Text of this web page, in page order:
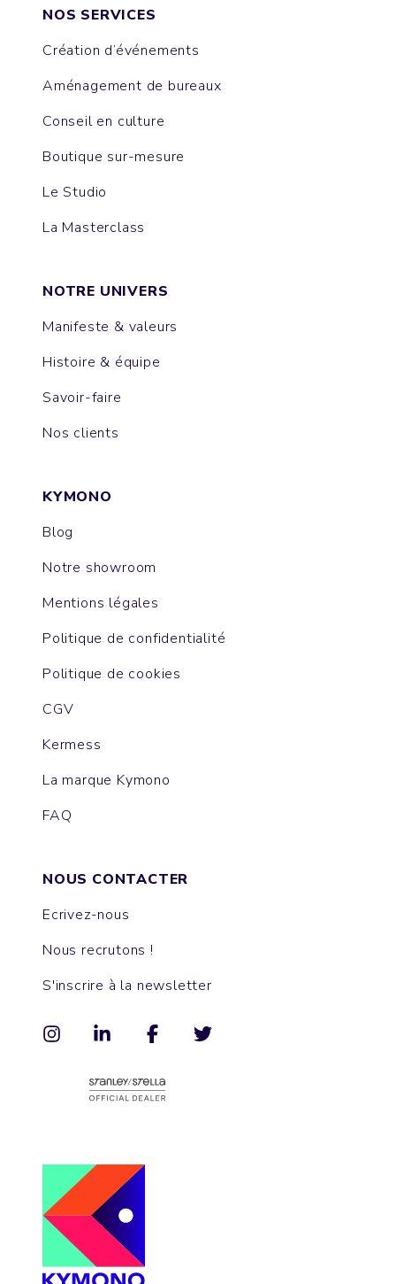
NOS SERVICES
Création d’événements
Aménagement de bureaux
Conseil en culture
Boutique sur-mesure
Le Studio
La Masterclass
NOTRE UNIVERS
Manifeste & valeurs
Histoire & équipe
Savoir-faire
Nos clients
KYMONO
Blog
Notre showroom
Mentions légales
Politique de confidentialité
Politique de cookies
CGV
Kermess
La marque Kymono
FAQ
NOUS CONTACTER
Ecrivez-nous
Nous recrutons !
S'inscrire à la newsletter